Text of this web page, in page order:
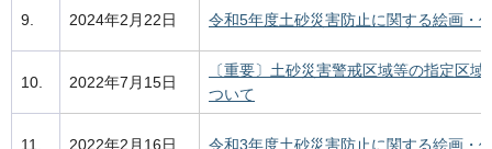
9. 2024年2月22日 令和5年度土砂災害防止に関する絵画・
10. 2022年7月15日
〔重要〕土砂災害警戒区域等の指定区域
ついて
11. 2022年2月16日 令和3年度土砂災害防止に関する絵画・